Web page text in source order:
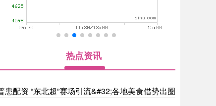
热点资讯
患配资 “东北超”赛场引流&#32;各地美食借势出圈